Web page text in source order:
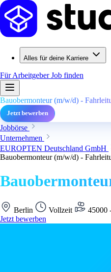
Alles für deine Karriere
Für ArbeitgeberJob finden
Bauobermonteur (m/w/d) -
Jetzt bewerben
Jobbörse
Unternehmen
EUROPTEN Deutschland GmbH
Bauobermonteur (m/w/d) -
Berlin Vollzeit 45000
Jetzt bewerben